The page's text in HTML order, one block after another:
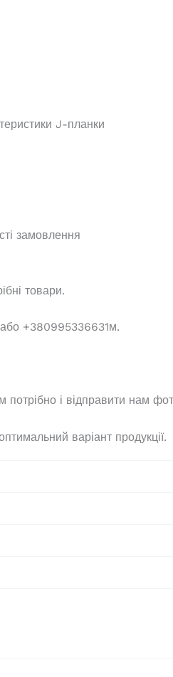
J-планки
замовлення
товари.
+380995336631м.
і відправити нам
варіант продукції.